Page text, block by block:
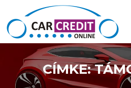
Ugrás a tartalomra
CÍMKE: